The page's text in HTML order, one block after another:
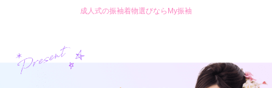
成人式の振袖着物選びならMy振袖